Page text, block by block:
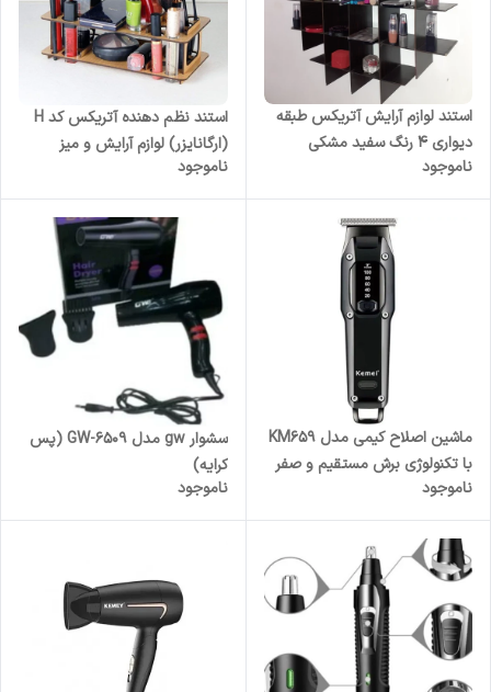
استند لوازم آرایش آتریکس طبقه
دیواری 4 رنگ سفید مشکی
صورتی فندقی
ناموجود
استند نظم دهنده آتریکس کد H
(ارگانایزر) لوازم آرایش و میز
آرایش
ناموجود
ماشین اصلاح کیمی مدل KM659
با تکنولوژی برش مستقیم و صفر
زن
ناموجود
سشوار gw مدل GW-6509 (پس
کرایه)
ناموجود